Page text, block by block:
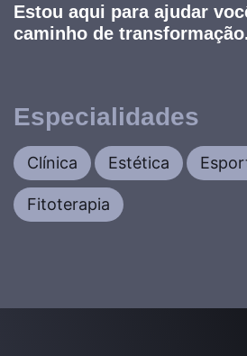
Estou aqui para ajudar
caminho de
Especialidades
Clínica Estética
Fitoterapia